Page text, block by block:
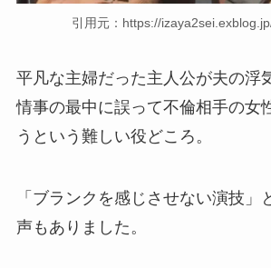
引用元：https://
平凡な主婦だった主人公が夫の浮
情事の最中に誤って不倫相手の女
うという難しい役どころ。
「ブランクを感じさせない演技」
声もありました。